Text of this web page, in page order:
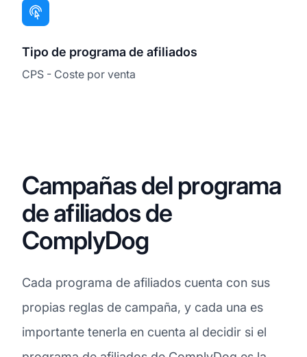
Tipo de programa de afiliados
CPS - Coste por venta
Campañas del programa
de afiliados de
ComplyDog
Cada programa de afiliados cuenta con sus
propias reglas de campaña, y cada una es
importante tenerla en cuenta al decidir si el